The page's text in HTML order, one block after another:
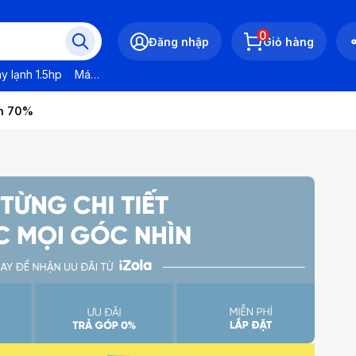
lạnh 1.5hp Máy lạnh LG
Đăng nhập 0Giỏ hàng
70%